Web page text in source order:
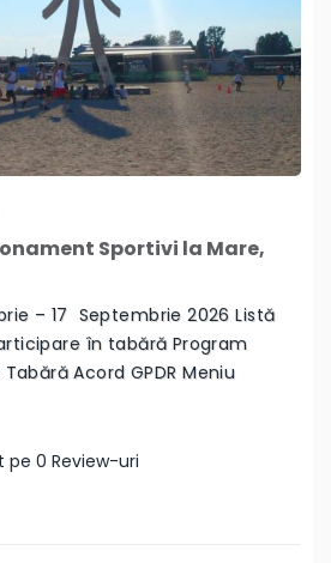
Sportivi la Mare,
– 17 Septembrie 2026 Listă
în tabără Program
Acord GPDR Meniu
pe 0 Review-uri